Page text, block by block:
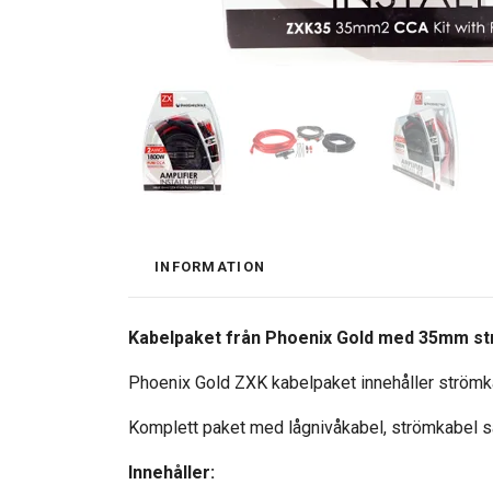
INFORMATION
Kabelpaket från Phoenix Gold med 35mm
Phoenix Gold ZXK kabelpaket innehåller
Komplett paket med lågnivåkabel, strömkabel
Innehåller: